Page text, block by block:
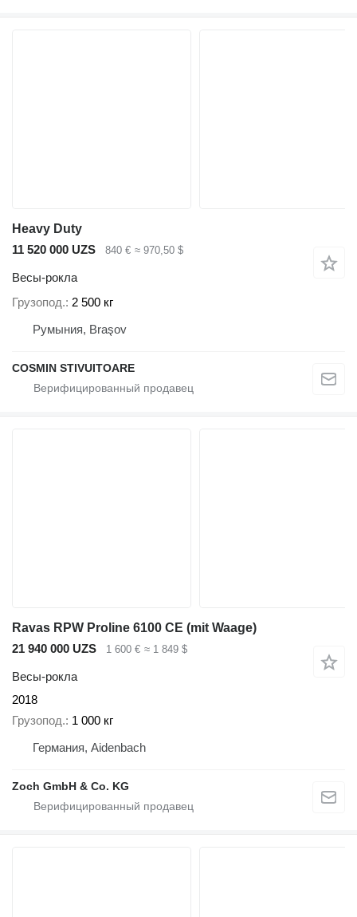
Heavy Duty
11 520 000 UZS
840 € ≈ 970,50 $
Весы-рокла
Грузопод. 2 500 кг
Румыния, Braşov
COSMIN STIVUITOARE
Ravas RPW Proline 6100 CE (mit Waage)
21 940 000 UZS
1 600 € ≈ 1 849 $
Весы-рокла
2018
Грузопод. 1 000 кг
Германия, Aidenbach
Zoch GmbH & Co. KG